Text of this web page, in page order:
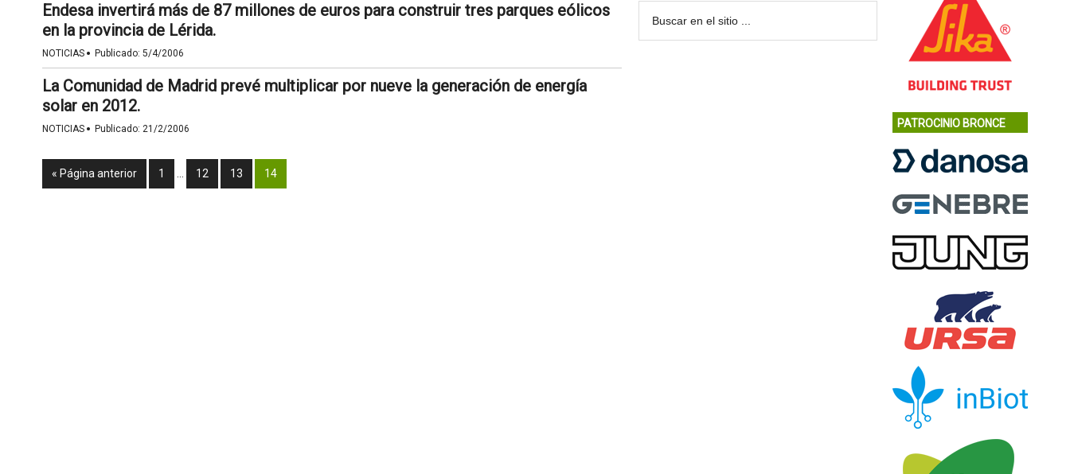
Endesa invertirá más de 87 millones de euros para construir tres parques eólicos
en la provincia de Lérida.
NOTICIAS · Publicado: 5/4/2006
La Comunidad de Madrid prevé multiplicar por nueve la generación de energía
solar en 2012.
NOTICIAS · Publicado: 21/2/2006
« Página anterior 1 12 13 14
PATROCINIO BRONCE